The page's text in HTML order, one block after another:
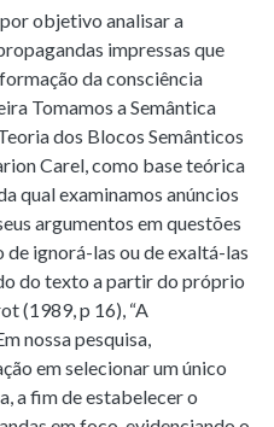
objetivo analisar a
impressas que
da consciência
Tomamos a Semântica
dos Blocos Semânticos
Carel, como base teórica
qual examinamos anúncios
argumentos em questões
ignorá-las ou de exaltá-las
do texto a partir do próprio
(1989, p 16), “A
nossa pesquisa,
em selecionar um único
a fim de estabelecer o